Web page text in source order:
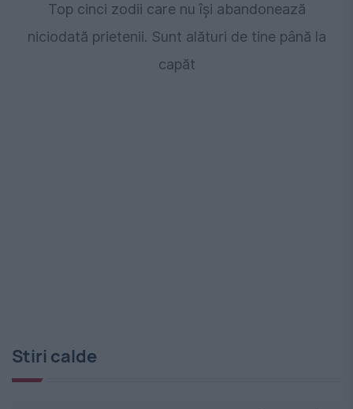
Top cinci zodii care nu își abandonează
niciodată prietenii. Sunt alături de tine până la
capăt
Stiri calde